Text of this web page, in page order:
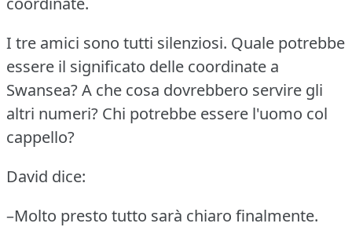
I tre amici sono tutti silenziosi. Quale potrebbe
essere il significato delle coordinate a
Swansea?A che cosa dovrebbero servire gli
altri numeri? Chi potrebbe essere l'uomo col
cappello?
David dice:
–Molto presto tutto sarà chiaro finalmente.